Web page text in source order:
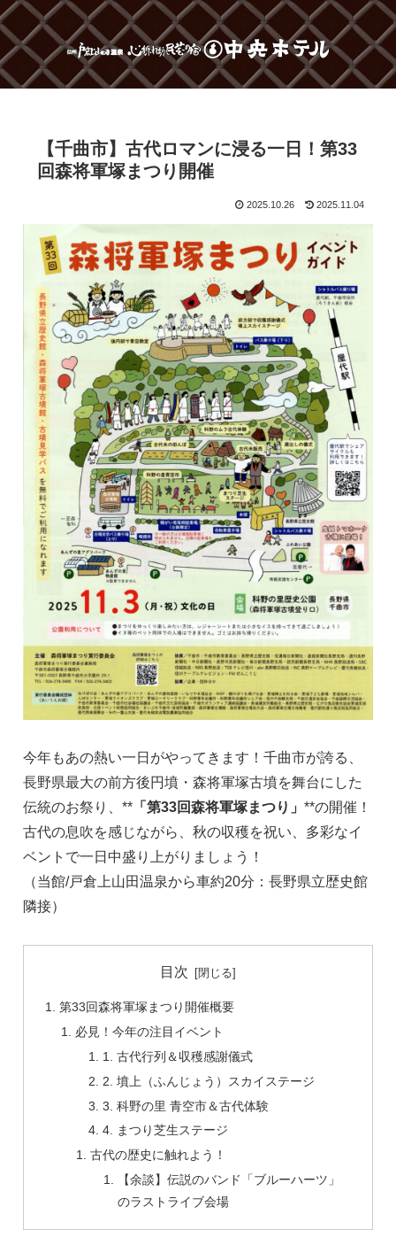
【千曲市】古代ロマンに浸る一日！第33
回森将軍塚まつり開催
2025.10.26 2025.11.04
今年もあの熱い一日がやってきます！千曲市が誇る、
長野県最大の前方後円墳・森将軍塚古墳を舞台にした
伝統のお祭り、** 「第33回森将軍塚まつり」 **の開催！
古代の息吹を感じながら、秋の収穫を祝い、多彩なイ
ベントで一日中盛り上がりましょう！
（当館/戸倉上山田温泉から車約20分：長野県立歴史館
隣接）
目次
第33回森将軍塚まつり開催概要
必見！今年の注目イベント
1. 古代行列＆収穫感謝儀式
2. 墳上（ふんじょう）スカイステージ
3. 科野の里 青空市＆古代体験
4. まつり芝生ステージ
古代の歴史に触れよう！
【余談】伝説のバンド「ブルーハーツ」
のラストライブ会場